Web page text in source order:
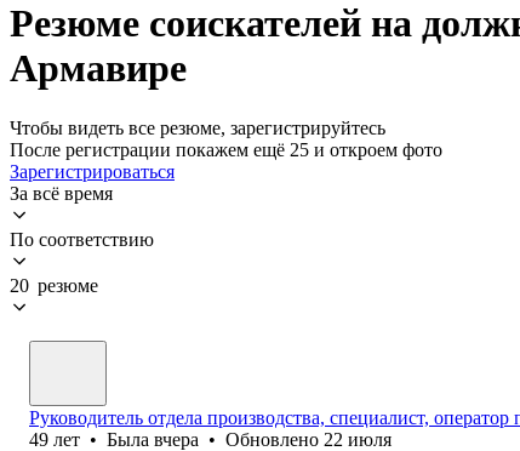
Резюме соискателей на
Армавире
Чтобы видеть все резюме, зарегистрируйтесь
После регистрации покажем ещё 25 и откроем фото
Зарегистрироваться
За всё время
По соответствию
20 резюме
Руководитель отдела производства, специалист, оператор
49 лет • Была вчера • Обновлено 22 июля